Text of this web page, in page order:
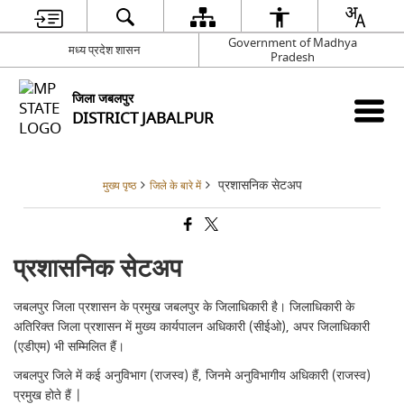
मध्य प्रदेश शासन
Government of Madhya
Pradesh
जिला जबलपुर
DISTRICT JABALPUR
मुख्य पृष्ठ जिले के बारे में प्रशासनिक सेटअप
प्रशासनिक सेटअप
जबलपुर जिला प्रशासन के प्रमुख जबलपुर के जिलाधिकारी है। जिलाधिकारी के
अतिरिक्त जिला प्रशासन में मुख्य कार्यपालन अधिकारी (सीईओ), अपर जिलाधिकारी
(एडीएम) भी सम्मिलित हैं।
जबलपुर जिले में कई अनुविभाग (राजस्व) हैं, जिनमे अनुविभागीय अधिकारी (राजस्व)
प्रमुख होते हैं |